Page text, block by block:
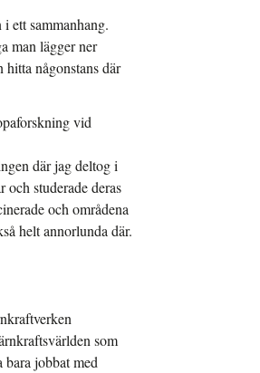
ett sammanhang.
man lägger ner
någonstans där
vid
där jag deltog i
studerade deras
och områdena
helt annorlunda där.
som
bara jobbat med